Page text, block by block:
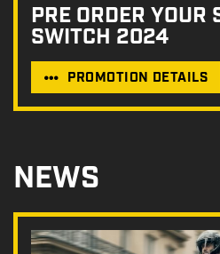
PRE ORDER YOUR
SWITCH 2024
PROMOTION DETAILS
NEWS